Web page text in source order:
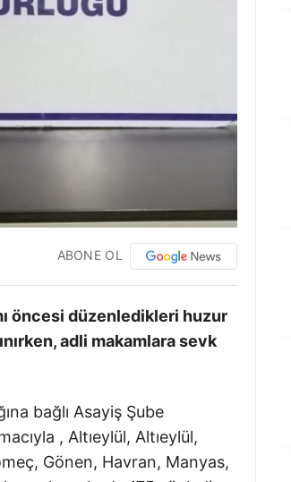
ABONE OL
öncesi düzenledikleri huzur
adli makamlara sevk
bağlı Asayiş Şube
, Altıeylül, Altıeylül,
Gönen, Havran, Manyas,